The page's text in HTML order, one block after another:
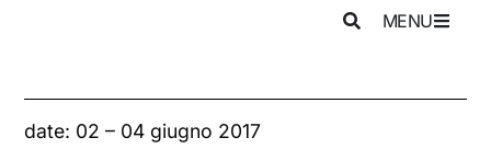
MENU
date: 02 – 04 giugno 2017